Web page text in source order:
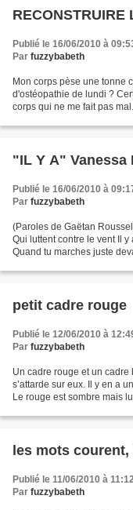
RECONSTRUIRE
Publié le 16/06/2010 à
Par fuzzybabeth
Mon corps pèse une tonne
d'ostéopathie de lundi ?
corps qui ne me fait pas
"IL Y A" Vanessa
Publié le 16/06/2010 à
Par fuzzybabeth
(Paroles de Gaëtan
Qui luttent contre le vent Il
Quand tu marches juste
petit cadre rouge
Publié le 12/06/2010 à
Par fuzzybabeth
Un cadre rouge et un cadre
s’attarde sur eux. Il y en a
Le rouge est sombre mais
les mots
Publié le 11/06/2010 à 11:12
Par fuzzybabeth